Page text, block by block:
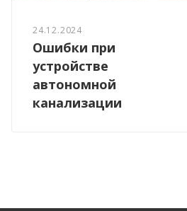
24.12.2024
Ошибки при
устройстве
автономной
канализации